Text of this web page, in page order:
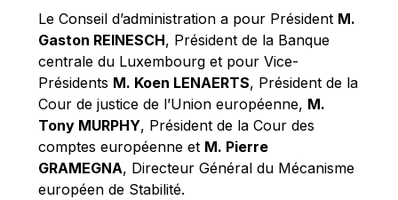
Pat Cox
Patrizia Nanz
Philippe Maystadt
Pierre Gramegna
Richard Pelly
Robert Goebbels
Robert REYNDERS
Le Conseil d’administration a pour Président M.
Gaston REINESCH, Président de la Banque
centrale du Luxembourg et pour Vice-
Présidents M. Koen LENAERTS, Président de la
Cour de justice de l’Union européenne, M.
Tony MURPHY, Président de la Cour des
comptes européenne et M. Pierre
GRAMEGNA, Directeur Général du Mécanisme
européen de Stabilité.